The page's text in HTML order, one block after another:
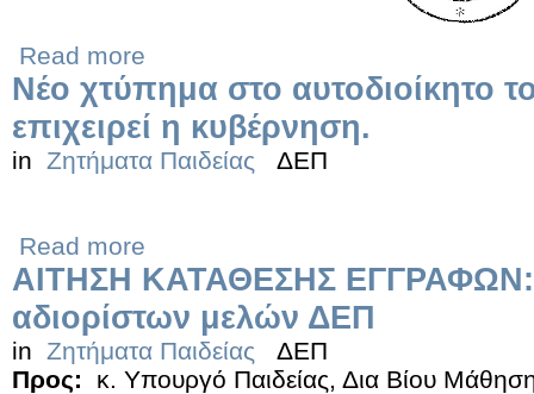
Read more
Νέο χτύπημα στο αυτοδιοίκητο
επιχειρεί η κυβέρνηση.
in Ζητήματα Παιδείας ΔΕΠ
Read more
ΑΙΤΗΣΗ ΚΑΤΑΘΕΣΗΣ ΕΓΓΡΑΦΩΝ:
αδιορίστων μελών ΔΕΠ
in Ζητήματα Παιδείας
ΔΕΠ
Προς:
κ. Υπουργό Παιδείας, Δια Βίου